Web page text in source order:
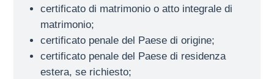
certificato di matrimonio o atto integrale di
matrimonio;
certificato penale del Paese di origine;
certificato penale del Paese di residenza
estera, se richiesto;